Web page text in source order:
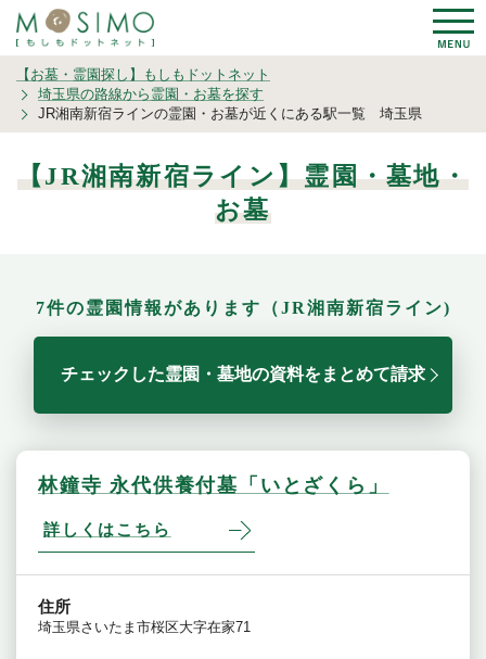
【お墓・霊園探し】もしもドットネット
埼玉県の路線から霊園・お墓を探す
JR湘南新宿ラインの霊園・お墓が近くにある駅一覧 埼玉県
【JR湘南新宿ライン】霊園・墓地・
お墓
7件の霊園情報があります（JR湘南新宿ライン)
チェックした霊園・墓地の資料をまとめて請求
林鐘寺 永代供養付墓「いとざくら」
詳しくはこちら
住所
埼玉県さいたま市桜区大字在家71